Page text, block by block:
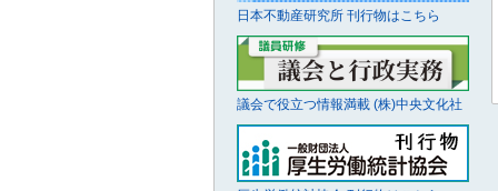
日本不動産研究所 刊行物はこちら
議会で役立つ情報満載 (株)中央文化社